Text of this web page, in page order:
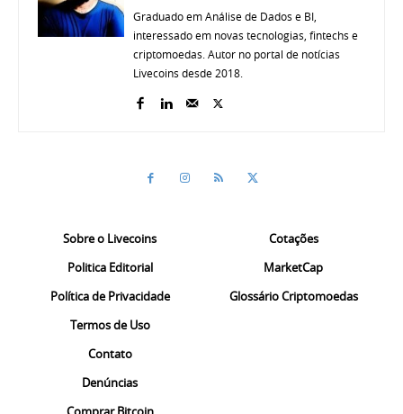
Graduado em Análise de Dados e BI,
interessado em novas tecnologias, fintechs e
criptomoedas. Autor no portal de notícias
Livecoins desde 2018.
Sobre o Livecoins
Politica Editorial
Política de Privacidade
Termos de Uso
Contato
Denúncias
Cotações
MarketCap
Glossário Criptomoedas